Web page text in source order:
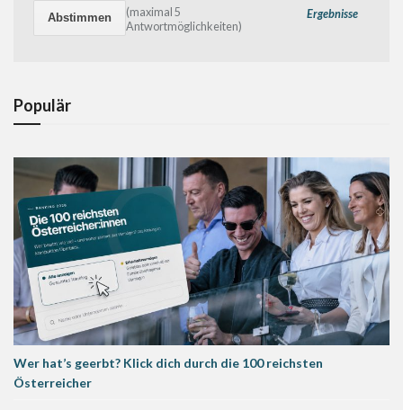
Ergebnisse
(maximal 5
Antwortmöglichkeiten)
Populär
Wer hat’s geerbt? Klick dich durch die 100 reichsten
Österreicher